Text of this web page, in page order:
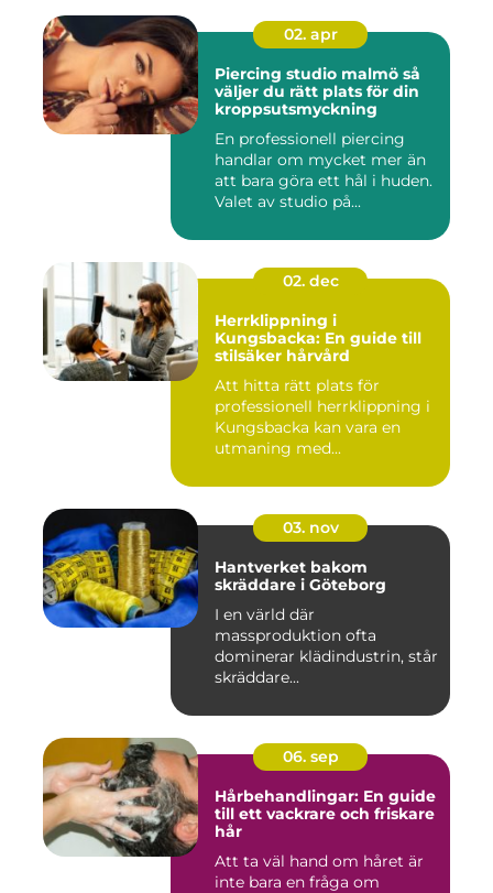
02. apr
Piercing studio malmö så
väljer du rätt plats för din
kroppsutsmyckning
En professionell piercing
handlar om mycket mer än
att bara göra ett hål i huden.
Valet av studio på...
02. dec
Herrklippning i
Kungsbacka: En guide till
stilsäker hårvård
Att hitta rätt plats för
professionell herrklippning i
Kungsbacka kan vara en
utmaning med...
03. nov
Hantverket bakom
skräddare i Göteborg
I en värld där
massproduktion ofta
dominerar klädindustrin, står
skräddare...
06. sep
Hårbehandlingar: En guide
till ett vackrare och friskare
hår
Att ta väl hand om håret är
inte bara en fråga om